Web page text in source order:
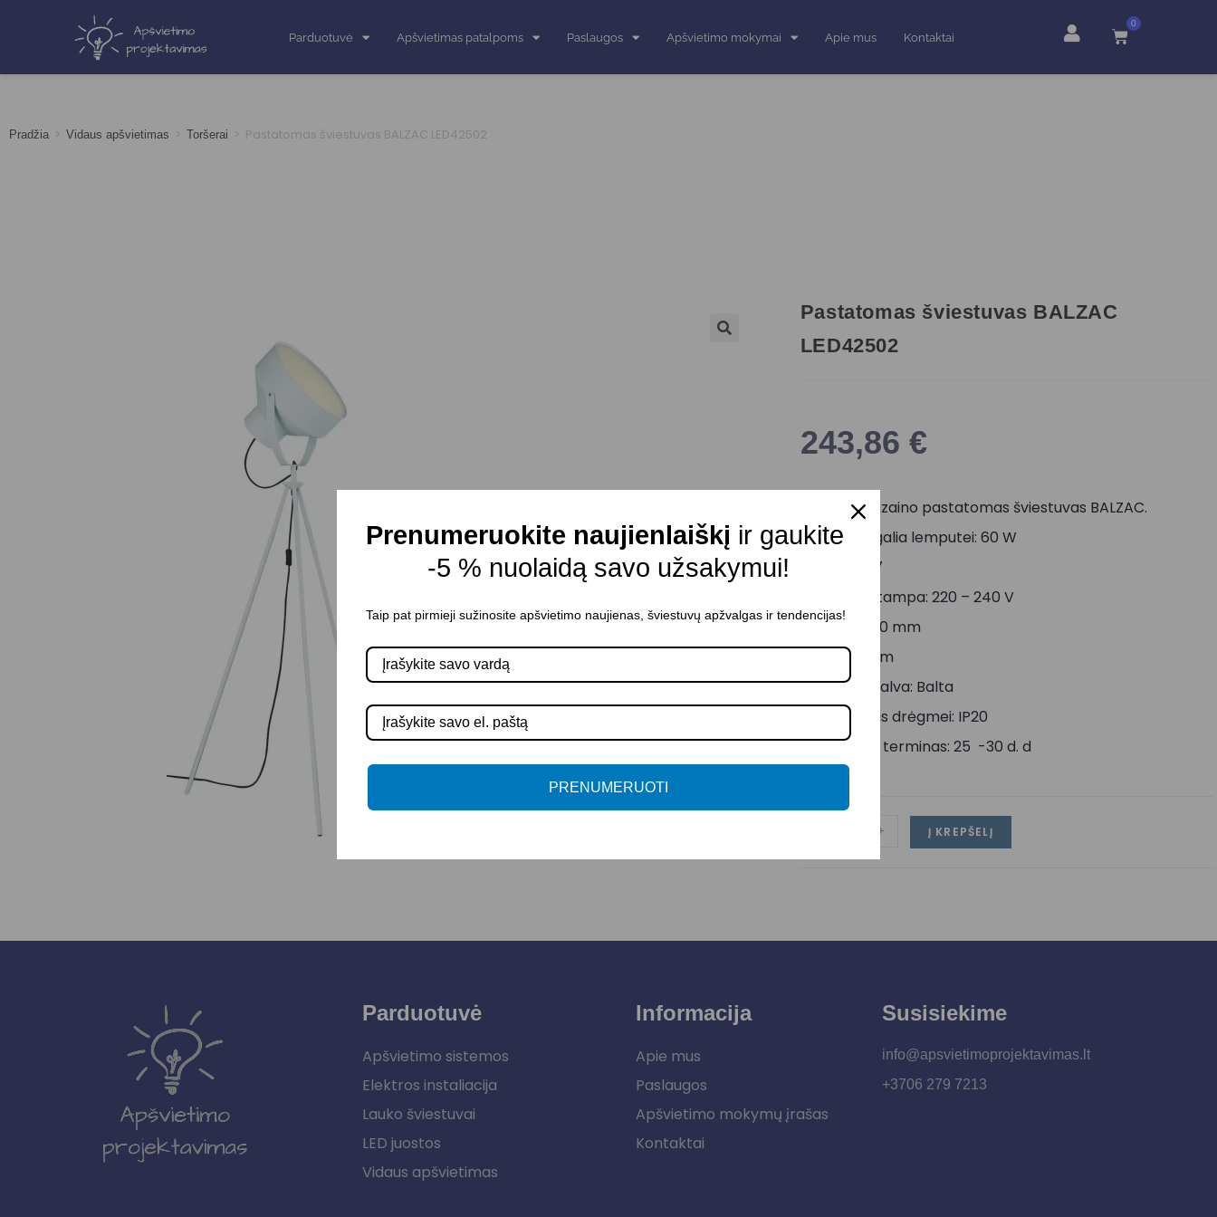
Parduotuvė Apšvietimas patalpoms Paslaugos Apšvietimo mokymai Apie mus Kontaktai
0
Pradžia > Vidaus apšvietimas > Toršerai > Pastatomas šviestuvas BALZAC LED42502
Pastatomas šviestuvas BALZAC
LED42502
243,86 €
Išskirtinio dizaino pastatomas šviestuvas BALZAC.
Maksimali galia lemputei: 60 W
Cokolis: E27
Maitinimo įtampa: 220 – 240 V
Aukštis: 1600 mm
Ilgis: 840 mm
Korpuso spalva: Balta
Atsparumas drėgmei: IP20
Pristatymo terminas: 25 -30 d. d
+ Į KREPŠELĮ
Parduotuvė
Apšvietimo sistemos
Elektros instaliacija
Lauko šviestuvai
LED juostos
Vidaus apšvietimas
Informacija
Apie mus
Paslaugos
Apšvietimo mokymų įrašas
Kontaktai
Susisiekime
info@apsvietimoprojektavimas.lt
+3706 279 7213
Prenumeruokite naujienlaiškį ir gaukite
-5 % nuolaidą savo užsakymui!
Taip pat pirmieji sužinosite apšvietimo naujienas, šviestuvų apžvalgas ir tendencijas!
PRENUMERUOTI